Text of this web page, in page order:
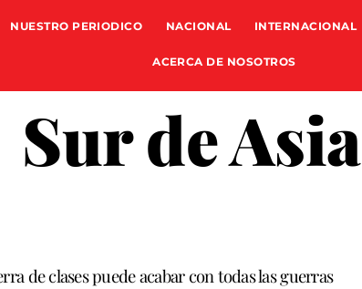
NUESTRO PERIODICO NACIONAL INTERNACIONAL
ACERCA DE NOSOTROS
Sur de Asia
de clases puede acabar con todas las guerras